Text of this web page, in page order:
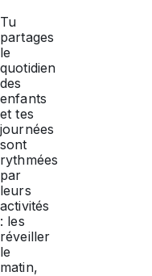
Tu
partages
le
quotidien
des
enfants
et tes
journées
sont
rythmées
par
leurs
activités
: les
réveiller
le
matin,